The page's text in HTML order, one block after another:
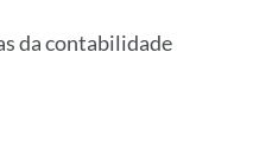
da contabilidade